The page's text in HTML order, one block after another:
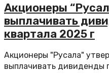
Акционеры
выплачивать
квартала 2025 г
Акционеры "Русала"
выплачивать дивиденды